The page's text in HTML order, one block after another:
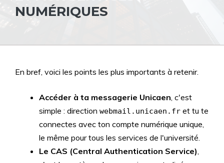
NUMÉRIQUES
En bref, voici les points les plus importants à retenir.
Accéder à ta messagerie Unicaen, c'est
simple : direction webmail.unicaen.fr et tu te
connectes avec ton compte numérique unique,
le même pour tous les services de l'université.
Le CAS (Central Authentication Service),